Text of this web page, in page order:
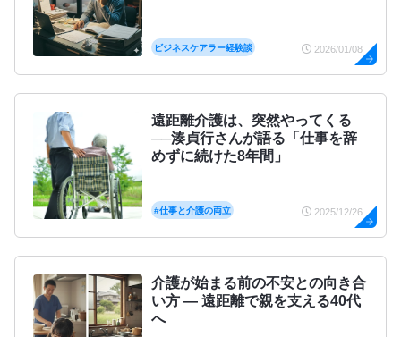
ビジネスケアラー経験談 2026/01/08
遠距離介護は、突然やってくる
──湊貞行さんが語る「仕事を辞
めずに続けた8年間」
#仕事と介護の両立 2025/12/26
介護が始まる前の不安との向き合
い方 ― 遠距離で親を支える40代
へ